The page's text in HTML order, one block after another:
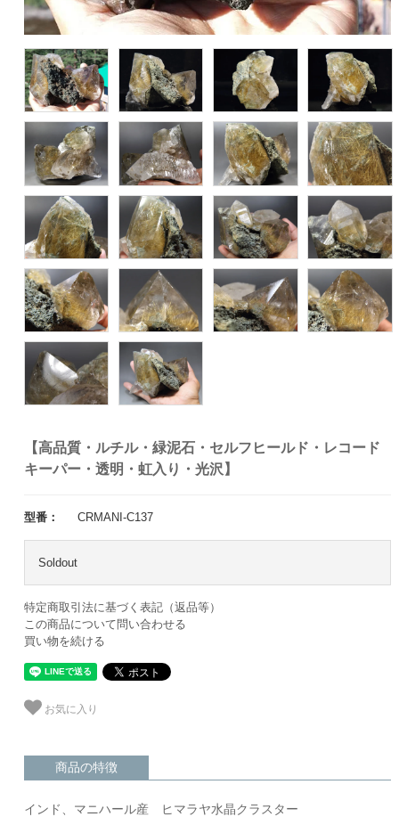
【高品質・ルチル・緑泥石・セルフヒールド・レコード
キーパー・透明・虹入り・光沢】
型番： CRMANI-C137
Soldout
特定商取引法に基づく表記（返品等）
この商品について問い合わせる
買い物を続ける
お気に入り
商品の特徴
インド、マニハール産 ヒマラヤ水晶クラスター